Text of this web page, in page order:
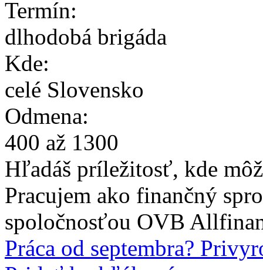
Termín:
dlhodobá brigáda
Kde:
celé Slovensko
Odmena:
400 až 1300
Hľadáš príležitosť, kde
Pracujem ako finančný
spoločnosťou OVB
Práca od septembra?